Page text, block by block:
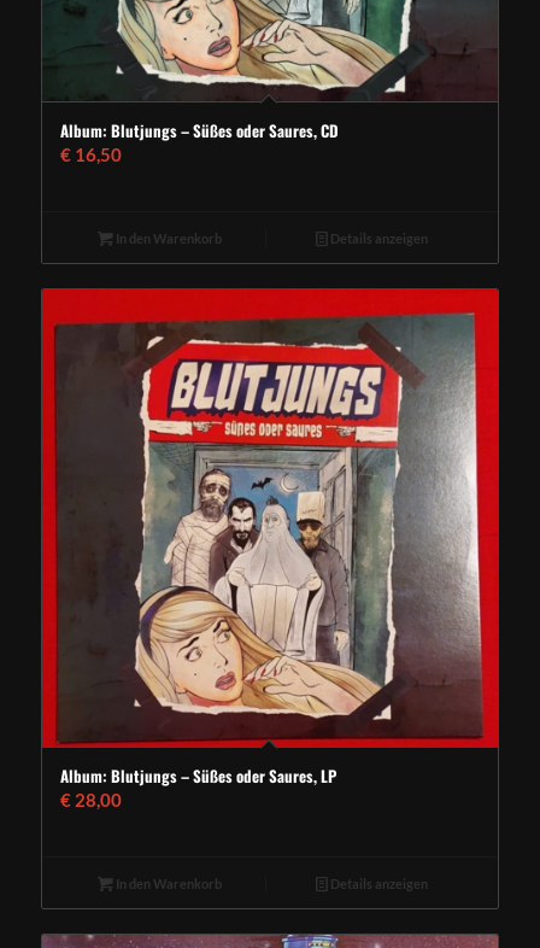
Album: Blutjungs – Süßes oder Saures, CD
€16,50
In den Warenkorb Details anzeigen
Album: Blutjungs – Süßes oder Saures, LP
€28,00
In den Warenkorb Details anzeigen